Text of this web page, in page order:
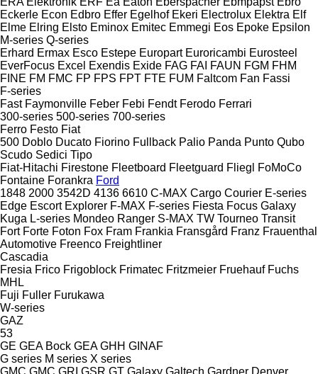
Eckerle Econ Edbro Effer Egelhof Ekeri Electrolux Elektra Elf
Elme Elring Elsto Eminox Emitec Emmegi Eos Epoke Epsilon
M-series Q-series
Erhard Ermax Esco Estepe Europart Euroricambi Eurosteel
EverFocus Excel Exendis Exide FAG FAI FAUN FGM FHM
FINE FM FMC FP FPS FPT FTE FUM Faltcom Fan Fassi
F-series
Fast Faymonville Feber Febi Fendt Ferodo Ferrari
300-series 500-series 700-series
Ferro Festo Fiat
500 Doblo Ducato Fiorino Fullback Palio Panda Punto Qubo
Scudo Sedici Tipo
Fiat-Hitachi Firestone Fleetboard Fleetguard Fliegl
FoMoCo
Fontaine Forankra Ford
1848 2000 3542D 4136 6610 C-MAX Cargo Courier E-series
Edge Escort Explorer F-MAX F-series Fiesta Focus Galaxy
Kuga L-series Mondeo Ranger S-MAX TW Tourneo Transit
Fort Forte Foton Fox Fram Frankia Fransgård Franz Frauenthal
Automotive Freenco Freightliner
Cascadia
Fresia Frico Frigoblock Frimatec Fritzmeier Fruehauf Fuchs
MHL
Fuji Fuller Furukawa
W-series
GAZ
53
GE GEA Bock GEA GHH GINAF
G series M series X series
GMC GMC GRI GSR GT Galaxy Galtech Gardner Denver